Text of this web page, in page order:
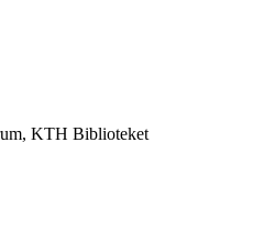
KTH Biblioteket